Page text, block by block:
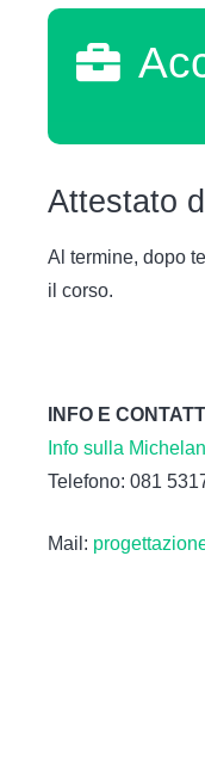
Attestato
Al termine, dopo
il corso.
INFO E CONTATTI
Info sulla
Telefono: 081
Mail: